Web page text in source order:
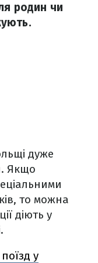
родин чи
дуже
Якщо
то можна
діють у
у